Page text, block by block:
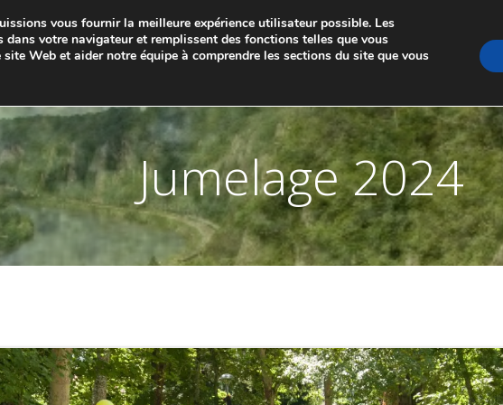
JUMELAGE DE MARCHE-LES-DAMES ET PONTAILLER-
Jumelage 2024
vous fournir la meilleure expérience utilisateur possible. Les
votre navigateur et remplissent des fonctions telles que vous
Web et aider notre équipe à comprendre les sections du site que vous